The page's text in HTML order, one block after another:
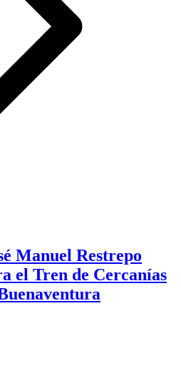
Manuel Restrepo
el Tren de Cercanías